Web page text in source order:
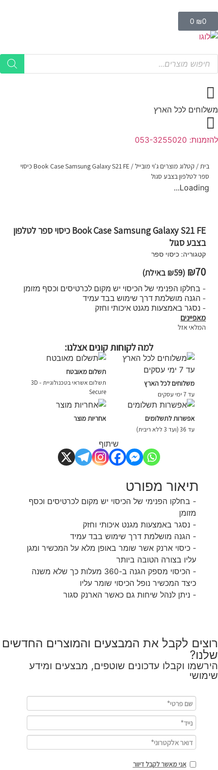
₪0
0
משלוחים לכל הארץ
להזמנות: 053-3255020
בית/ קטלוג מוצרים ג'וי מובייל /
Book Case Samsung Galaxy S21 FE כיסוי
ספר לטלפון בצבע סגול
Loading...
Book Case Samsung Galaxy S21 FE כיסוי ספר לטלפון
בצבע סגול
קטגוריה: כיסוי ספר
₪70
(
₪59 באילת)
- בחלקו הפנימי של הכיסוי יש מקום לכרטיסים וכסף מזומן
- הגנה מושלמת דרך שימוש בבד עמיד
- נסגר באמצעות מגנט איכותי וחזק
מאפיינים
המלאי אזל
למה לקוחות קונים אצלנו:
משלוחים לכל הארץ
עד 7 ימי עסקים
תשלום מאובטח
תשלום אשראי בטכנולוגיית - 3D
Secure
אפשרות לתשלומים
עד 36 (ועד 3 ללא ריבית)
אחריות מוצר
שיתוף
תיאור מפורט
- בחלקו הפנימי של הכיסוי יש מקום לכרטיסים וכסף
מזומן
- נסגר באמצעות מגנט איכותי וחזק
- הגנה מושלמת דרך שימוש בבד עמיד
- כיסוי ארנק אשר שומר באופן מלא על המכשיר ומגן
עליו בצורה הטובה ביותר
- הכיסוי מספק הגנה ב-360 מעלות כך שלא משנה
כיצד המכשיר נופל הכיסוי שומר עליו
- ניתן לנהל שיחות גם כאשר הארנק סגור
רוצים לקבל את המבצעים והמוצרים החדשים
שלנו?
הירשמו וקבלו עדכונים שוטפים, מבצעים ומידע
שימושי
אני מאשר לקבל דיוור